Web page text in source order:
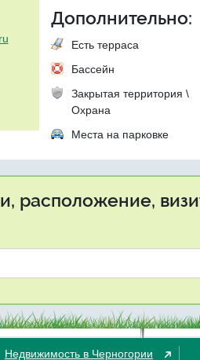
Дополнительно:
Есть терраса
Бассейн
Закрытая территория \
Охрана
Места на парковке
расположение,
Недвижимость в Черногории